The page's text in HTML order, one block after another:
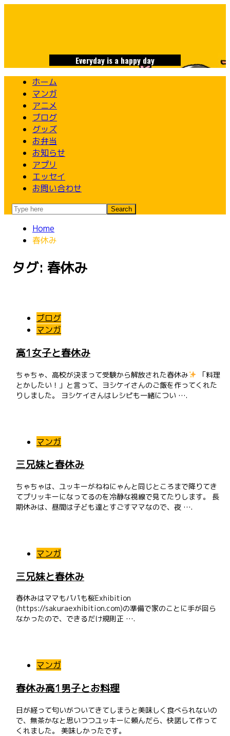
Everyday is a happy day
ホーム
マンガ
アニメ
ブログ
グッズ
お弁当
お知らせ
アプリ
エッセイ
お問い合わせ
Home
春休み
タグ: 春休み
ブログ
マンガ
高1女子と春休み
ちゃちゃ、高校が決まって受験から解放された春休み
「料理
とかしたい！」と言って、ヨシケイさんのご飯を作ってくれた
りしました。 ヨシケイさんはレシピも一緒につい ….
マンガ
三兄妹と春休み
ちゃちゃは、ユッキーがねねにゃんと同じところまで降りてき
てプリッキーになってるのを冷静な視線で見てたりします。 長
期休みは、昼間は子ども達とすごすママなので、夜 ….
マンガ
三兄妹と春休み
春休みはママもパパも桜Exhibition
(https://sakuraexhibition.com)の準備で家のことに手が回ら
なかったので、できるだけ規則正 ….
マンガ
春休み高1男子とお料理
日が経って匂いがついてきてしまうと美味しく食べられないの
で、無茶かなと思いつつユッキーに頼んだら、快諾して作って
くれました。 美味しかったです。